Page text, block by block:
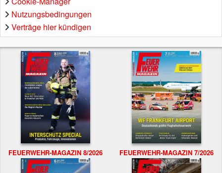
Nutzungsbedingungen
Verträge hier kündigen
FEUERWEHR-MAGAZIN 8/2026 FEUERWEHR-MAGAZIN 7/2026